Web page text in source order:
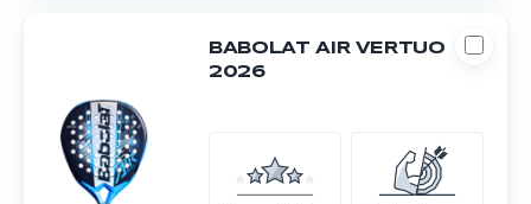
BABOLAT AIR VERTUO
2026